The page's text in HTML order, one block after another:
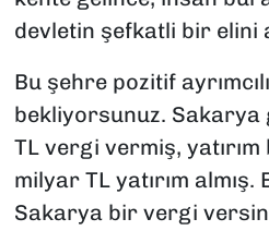
devletin şefkatli bir elini
Bu şehre pozitif
bekliyorsunuz. Sakarya
TL vergi vermiş,
milyar TL yatırım almış.
Sakarya bir vergi